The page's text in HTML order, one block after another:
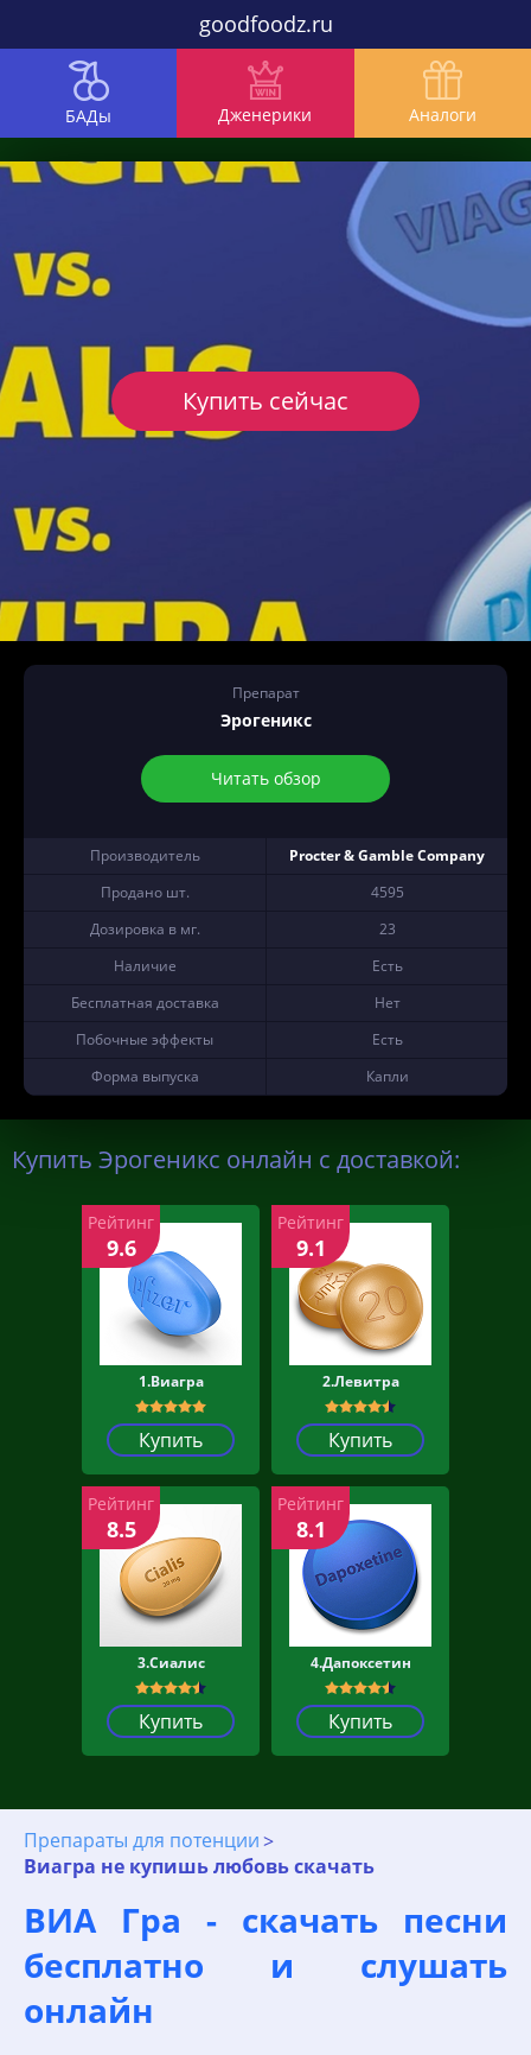
goodfoodz.ru
БАДы Дженерики Аналоги
Препарат
Эрогеникс
Читать обзор
Производитель
Procter & Gamble Company
Продано шт.
4595
Дозировка в мг.
23
Наличие
Есть
Бесплатная доставка
Нет
Побочные эффекты
Есть
Форма выпуска
Капли
Купить сейчас
Купить Эрогеникс онлайн с доставкой:
1.Виагра
Купить
Рейтинг
9.6
2.Левитра
Купить
Рейтинг
9.1
3.Сиалис
Купить
Рейтинг
8.5
4.Дапоксетин
Купить
Рейтинг
8.1
Препараты для потенции
Виагра не купишь любовь скачать
ВИА Гра - скачать песни
бесплатно и слушать
онлайн